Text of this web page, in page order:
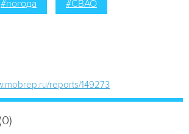
#погода #СВАО
reports/149273